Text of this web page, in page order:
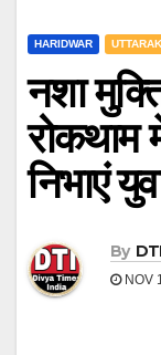
HARIDWAR
नशा
रोकथाम
निभाएं
By
NOV